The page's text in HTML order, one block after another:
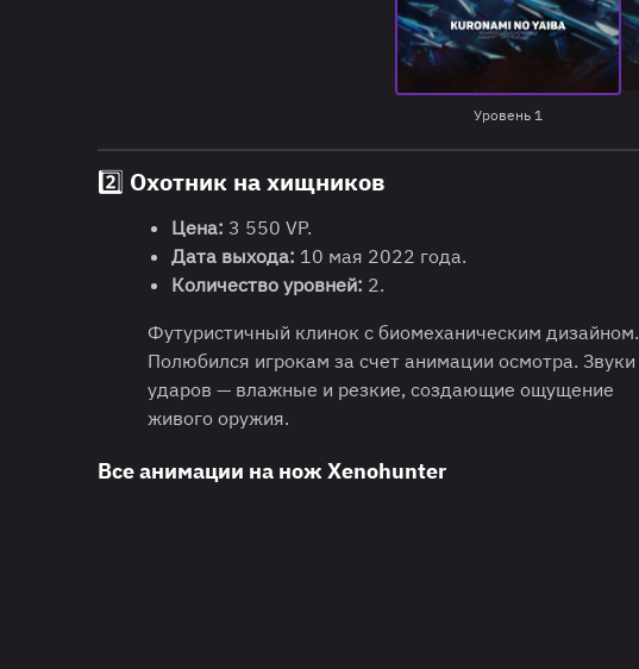
Уровень 1
2️⃣ Охотник на хищников
Цена: 3 550 VP.
Дата выхода: 10 мая 2022 года.
Количество уровней: 2.
Футуристичный клинок с биомеханическим дизайном.
Полюбился игрокам за счет анимации осмотра. Звуки
ударов — влажные и резкие, создающие ощущение
живого оружия.
Все анимации на нож Xenohunter